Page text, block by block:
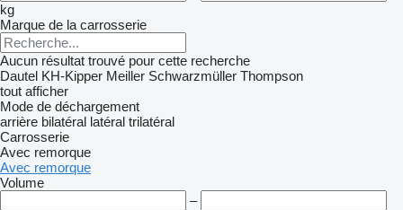
kg
Marque de la carrosserie
Aucun résultat trouvé pour cette recherche
Dautel KH-Kipper Meiller Schwarzmüller Thompson
tout afficher
Mode de déchargement
arrière bilatéral latéral trilatéral
Carrosserie
Avec remorque
Avec remorque
Volume
–